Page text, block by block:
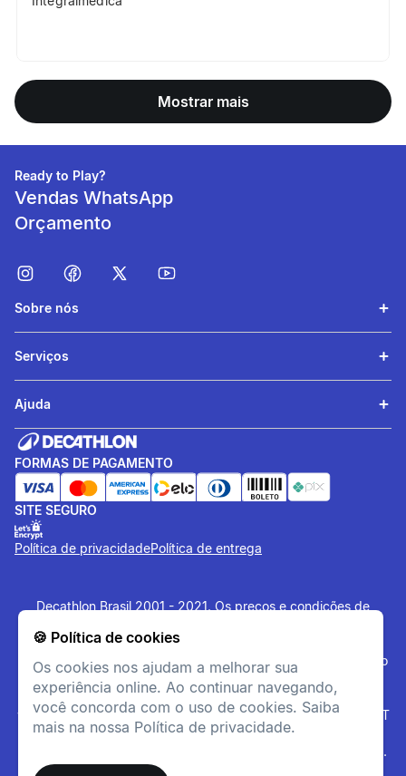
🍪 Política de cookies
Os cookies nos ajudam a melhorar sua
experiência online. Ao continuar navegando,
você concorda com o uso de cookies. Saiba
mais na nossa Política de privacidade.
Mostrar mais
Ready to Play?
Vendas WhatsApp
Orçamento
Sobre nós
Serviços
Ajuda
FORMAS DE PAGAMENTO
SITE SEGURO
Política de privacidadePolítica de entrega
Decathlon Brasil 2001 - 2021. Os preços e condições de
lojas físicas. Os artigos disponibilizados no site tem estoque
limitado, sujeito à disponibilidade no momento da confirmação
do pagamento. Vendas sujeitas a análise e confirmação de
dados. O site www.decathlon.com.bre
www.decathlonpro.com.br são administrados por: IGUASPORT
LTDA CNPJ 02.314.041/0021-21. Rua AV. Cerqueira César
Coimbra, 626, Alphaville Industrial, Barueri - SP - 06465-090.
Todos os Direitos Reservados. Copyright - 2021.